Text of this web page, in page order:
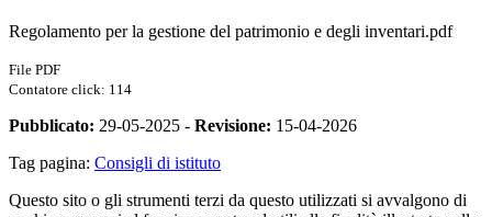
Regolamento per la gestione del patrimonio e degli inventari.pdf
File PDF
Contatore click: 114
Pubblicato: 29-05-2025 - Revisione: 15-04-2026
Tag pagina: Consigli di istituto
Questo sito o gli strumenti terzi da questo utilizzati si avvalgono di